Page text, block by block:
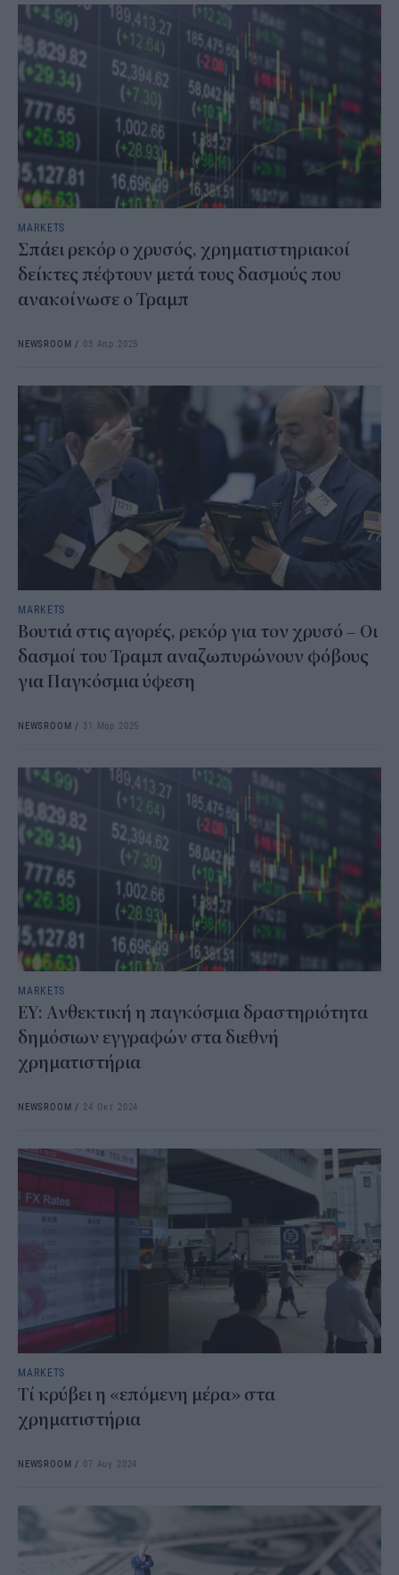
MARKETS
Σπάει ρεκόρ ο χρυσός, χρηματιστηριακοί
δείκτες πέφτουν μετά τους δασμούς που
ανακοίνωσε ο Τραμπ
NEWSROOM / 03 Απρ 2025
MARKETS
Βουτιά στις αγορές, ρεκόρ για τον χρυσό – Οι
δασμοί του Τραμπ αναζωπυρώνουν φόβους
για Παγκόσμια ύφεση
NEWSROOM / 31 Μαρ 2025
MARKETS
ΕΥ: Ανθεκτική η παγκόσμια δραστηριότητα
δημόσιων εγγραφών στα διεθνή
χρηματιστήρια
NEWSROOM / 24 Οκτ 2024
MARKETS
Τί κρύβει η «επόμενη μέρα» στα
χρηματιστήρια
NEWSROOM / 07 Αυγ 2024